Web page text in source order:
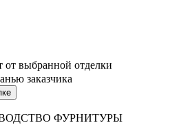
от выбранной отделки
заказчика
ФУРНИТУРЫ